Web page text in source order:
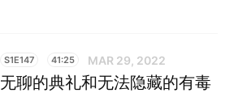
S1E147 41:25 MAR 29, 2022
无聊的典礼和无法隐藏的有毒